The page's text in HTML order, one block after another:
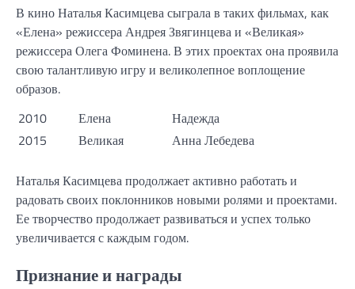
В кино Наталья Касимцева сыграла в таких фильмах, как
«Елена» режиссера Андрея Звягинцева и «Великая»
режиссера Олега Фоминена. В этих проектах она проявила
свою талантливую игру и великолепное воплощение
образов.
2010
Елена
Надежда
2015
Великая Анна Лебедева
Наталья Касимцева продолжает активно работать и
радовать своих поклонников новыми ролями и проектами.
Ее творчество продолжает развиваться и успех только
увеличивается с каждым годом.
Признание и награды